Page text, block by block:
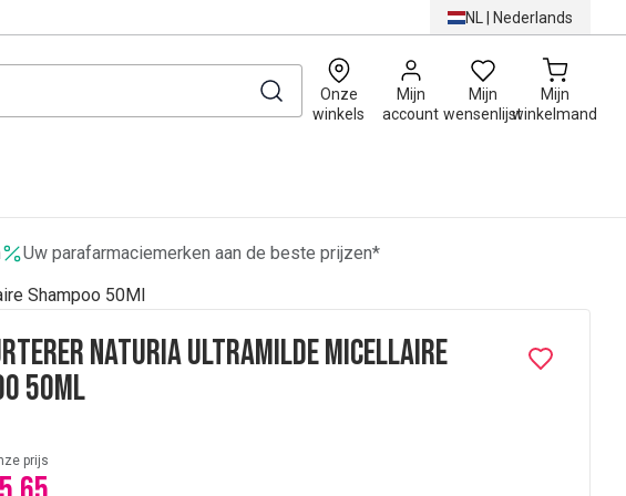
NL | Nederlands
Onze
winkels
Mijn
account
Mijn
wensenlijst
Mijn
winkelmand
0
Uw parafarmaciemerken aan de beste prijzen*
Shampoo 50Ml
Naturia Ultramilde Micellaire
50Ml
prijs